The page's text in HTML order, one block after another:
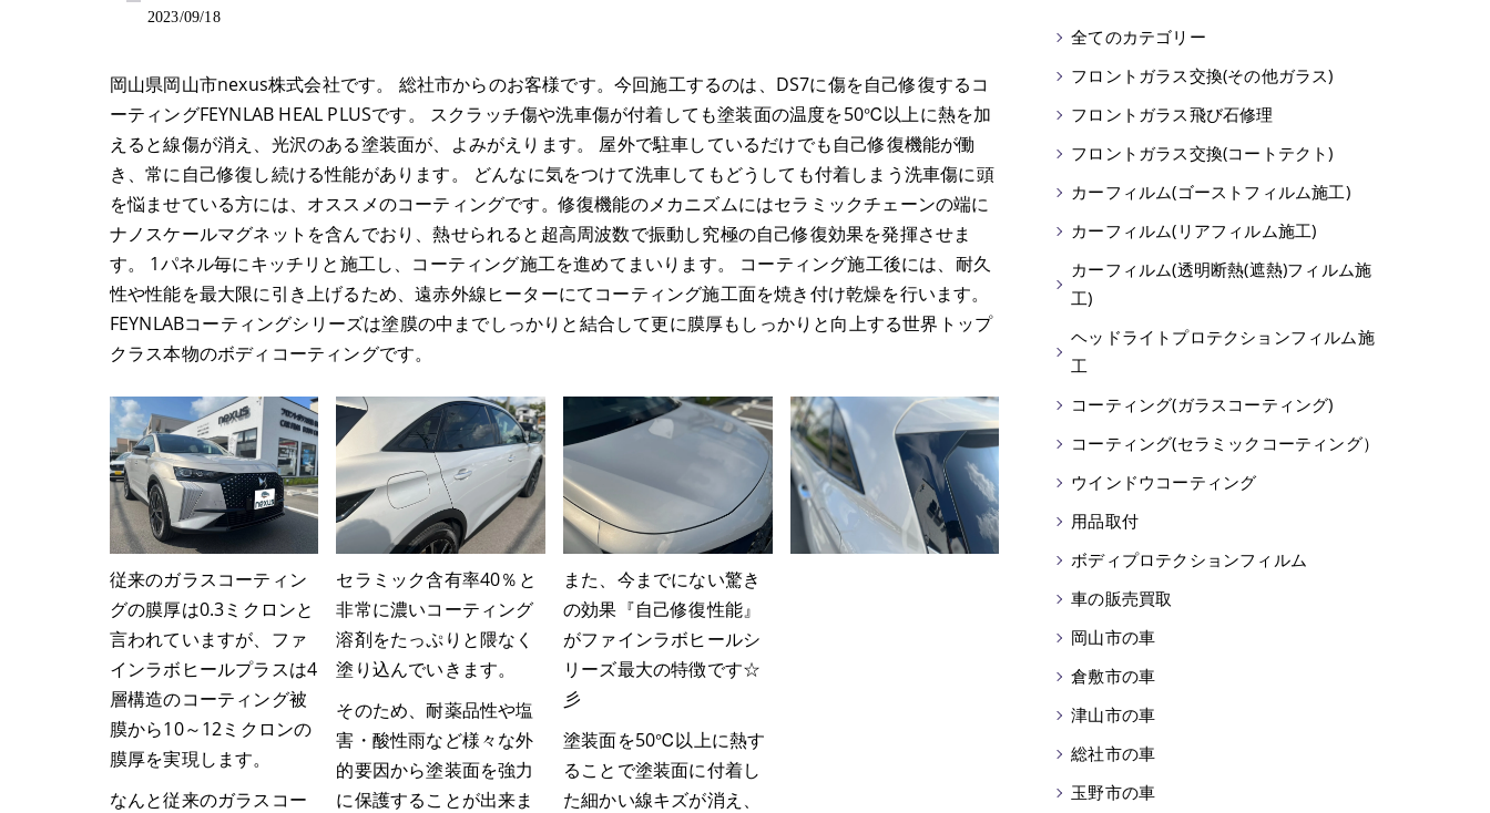
2023/09/18
岡山県岡山市nexus株式会社です。 総社市からのお客様です。今回施工するのは、DS7に傷を自己修復するコ
ーティングFEYNLAB HEAL PLUSです。 スクラッチ傷や洗車傷が付着しても塗装面の温度を50℃以上に熱を加
えると線傷が消え、光沢のある塗装面が、よみがえります。 屋外で駐車しているだけでも自己修復機能が働
き、常に自己修復し続ける性能があります。 どんなに気をつけて洗車してもどうしても付着しまう洗車傷に頭
を悩ませている方には、オススメのコーティングです。修復機能のメカニズムにはセラミックチェーンの端に
ナノスケールマグネットを含んでおり、熱せられると超高周波数で振動し究極の自己修復効果を発揮させま
す。 1パネル毎にキッチリと施工し、コーティング施工を進めてまいります。 コーティング施工後には、耐久
性や性能を最大限に引き上げるため、遠赤外線ヒーターにてコーティング施工面を焼き付け乾燥を行います。
FEYNLABコーティングシリーズは塗膜の中までしっかりと結合して更に膜厚もしっかりと向上する世界トップ
クラス本物のボディコーティングです。
従来のガラスコーティン
グの膜厚は0.3ミクロンと
言われていますが、ファ
インラボヒールプラスは4
層構造のコーティング被
膜から10～12ミクロンの
膜厚を実現します。
なんと従来のガラスコー
セラミック含有率40％と
非常に濃いコーティング
溶剤をたっぷりと隈なく
塗り込んでいきます。
そのため、耐薬品性や塩
害・酸性雨など様々な外
的要因から塗装面を強力
に保護することが出来ま
また、今までにない驚き
の効果『自己修復性能』
がファインラボヒールシ
リーズ最大の特徴です☆
彡
塗装面を50℃以上に熱す
ることで塗装面に付着し
た細かい線キズが消え、
全てのカテゴリー
フロントガラス交換(その他ガラス)
フロントガラス飛び石修理
フロントガラス交換(コートテクト)
カーフィルム(ゴーストフィルム施工)
カーフィルム(リアフィルム施工)
カーフィルム(透明断熱(遮熱)フィルム施
工)
ヘッドライトプロテクションフィルム施
工
コーティング(ガラスコーティング)
コーティング(セラミックコーティング）
ウインドウコーティング
用品取付
ボディプロテクションフィルム
車の販売買取
岡山市の車
倉敷市の車
津山市の車
総社市の車
玉野市の車